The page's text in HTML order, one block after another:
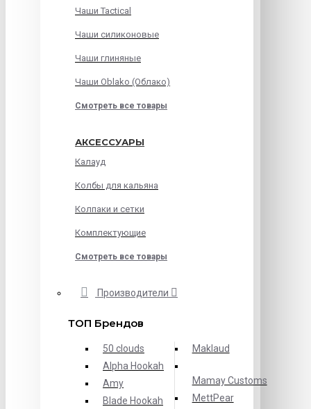
Чаши Tactical
Чаши силиконовые
Чаши глиняные
Чаши Oblako (Облако)
Смотреть все товары
АКСЕССУАРЫ
Калауд
Колбы для кальяна
Колпаки и сетки
Комплектующие
Смотреть все товары
Производители
ТОП Брендов
50 clouds
Alpha Hookah
Amy
Blade Hookah
Maklaud
Mamay Customs
MettPear